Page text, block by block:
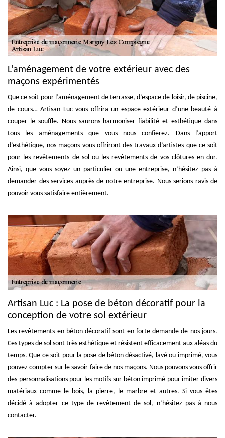
L’aménagement de votre extérieur avec des
maçons expérimentés
Que ce soit pour l’aménagement de terrasse, d’espace de loisir, de piscine,
de cours… Artisan Luc vous offrira un espace extérieur d’une beauté à
couper le souffle. Nous saurons harmoniser fiabilité et esthétique dans
tous les aménagements que vous nous confierez. Dans l’apport
d’esthétique, nos maçons vous offriront des travaux d’artistes que ce soit
pour les revêtements de sol ou les revêtements de vos clôtures en dur.
Ainsi, que vous soyez un particulier ou une entreprise, n’hésitez pas à
demander des services auprès de notre entreprise. Nous serions ravis de
pouvoir vous satisfaire entièrement.
Artisan Luc : La pose de béton décoratif pour la
conception de votre sol extérieur
Les revêtements en béton décoratif sont en forte demande de nos jours.
Ces types de sol sont très esthétique et résistent efficacement aux aléas du
temps. Que ce soit pour la pose de béton désactivé, lavé ou imprimé, vous
pouvez compter sur le savoir-faire de nos maçons. Nous pouvons vous offrir
des personnalisations pour les motifs sur béton imprimé pour imiter divers
matériaux comme le bois, la pierre, le marbre et autres. Si vous êtes
décidé à adopter ce type de revêtement de sol, n’hésitez pas à nous
contacter.